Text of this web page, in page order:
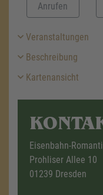
Anrufen
Veranstaltungen
Beschreibung
Kartenansicht
Eisenbahn-
Prohliser Allee 10
01239 Dresden